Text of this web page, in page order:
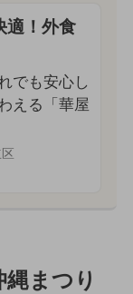
適！外食
でも安心し
える「華屋
縄まつり